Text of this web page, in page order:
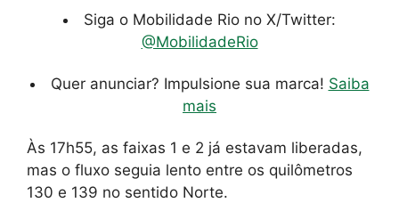
Siga o Mobilidade Rio no X/Twitter:
@MobilidadeRio
Quer anunciar? Impulsione sua marca! Saiba
mais
Às 17h55, as faixas 1 e 2 já estavam liberadas,
mas o fluxo seguia lento entre os quilômetros
130 e 139 no sentido Norte.